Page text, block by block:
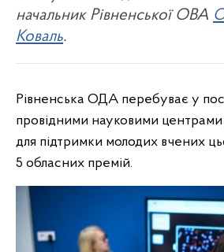
начальник Рівненської ОВА
Коваль.
Рівненська ОДА перебуває у
провідними науковими центрами
для підтримки молодих вчених
5 обласних премій.